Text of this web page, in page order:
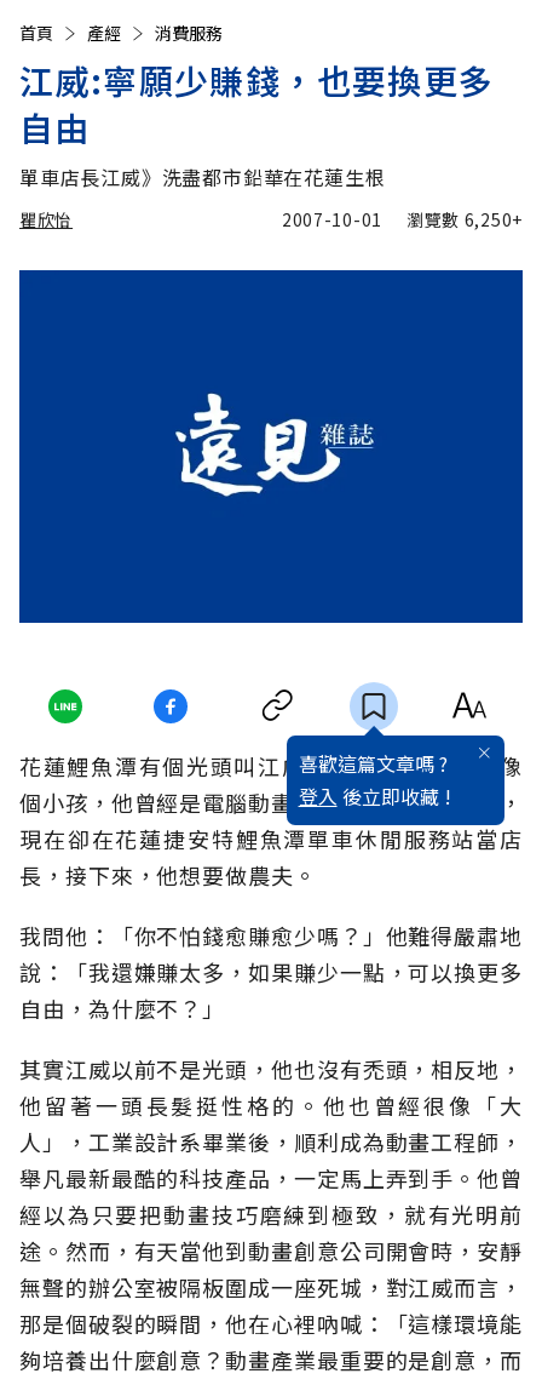
首頁 產經 消費服務
江威:寧願少賺錢，也要換更多
自由
單車店長江威》洗盡都市鉛華在花蓮生根
瞿欣怡 2007-10-01 瀏覽數 6,250+
喜歡這篇文章嗎 ?
登入 後立即收藏 !
花蓮鯉魚潭有個光頭叫江威，30歲了笑起來還像
個小孩，他曾經是電腦動畫工程師、工業設計師，
現在卻在花蓮捷安特鯉魚潭單車休閒服務站當店
長，接下來，他想要做農夫。
我問他：「你不怕錢愈賺愈少嗎？」他難得嚴肅地
說：「我還嫌賺太多，如果賺少一點，可以換更多
自由，為什麼不？」
其實江威以前不是光頭，他也沒有禿頭，相反地，
他留著一頭長髮挺性格的。他也曾經很像「大
人」，工業設計系畢業後，順利成為動畫工程師，
舉凡最新最酷的科技產品，一定馬上弄到手。他曾
經以為只要把動畫技巧磨練到極致，就有光明前
途。然而，有天當他到動畫創意公司開會時，安靜
無聲的辦公室被隔板圍成一座死城，對江威而言，
那是個破裂的瞬間，他在心裡吶喊：「這樣環境能
夠培養出什麼創意？動畫產業最重要的是創意，而